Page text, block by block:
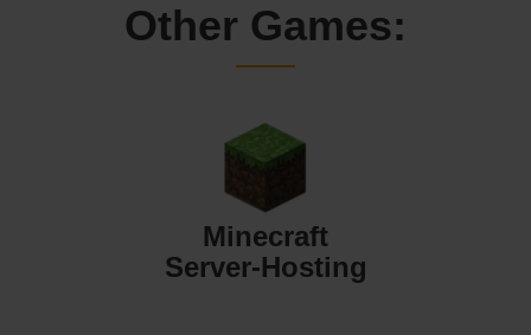
Other Games:
Minecraft
Server-Hosting